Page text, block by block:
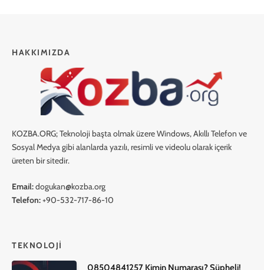
HAKKIMIZDA
KOZBA.ORG; Teknoloji başta olmak üzere Windows, Akıllı Telefon ve
Sosyal Medya gibi alanlarda yazılı, resimli ve videolu olarak içerik
üreten bir sitedir.
Email:dogukan@kozba.org
Telefon:+90-532-717-86-10
TEKNOLOJI
08504841257 Kimin Numarası? Şüpheli!